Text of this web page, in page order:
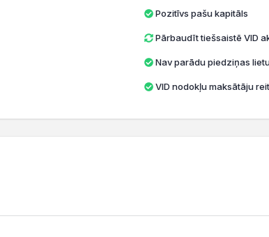
Pozitīvs pašu kapitāls
Pārbaudīt tiešsaistē VID
Nav parādu piedziņas
VID nodokļu maksātāju